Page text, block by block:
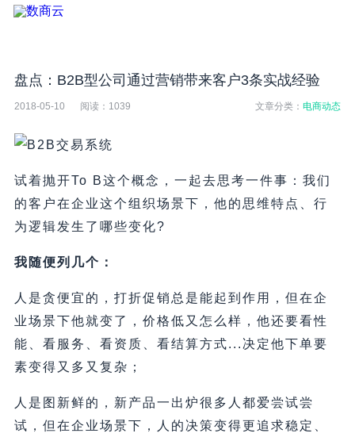
盘点：B2B型公司通过营销带来客户3条实战经验
2018-05-10 阅读： 1039 文章分类：电商动态
试着抛开To B这个概念，一起去思考一件事：我们
的客户在企业这个组织场景下，他的思维特点、行
为逻辑发生了哪些变化?
我随便列几个：
人是贪便宜的，打折促销总是能起到作用，但在企
业场景下他就变了，价格低又怎么样，他还要看性
能、看服务、看资质、看结算方式...决定他下单要
素变得又多又复杂；
人是图新鲜的，新产品一出炉很多人都爱尝试尝
试，但在企业场景下，人的决策变得更追求稳定、